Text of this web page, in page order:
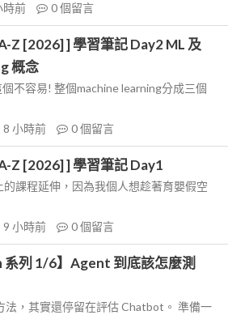
時前 0個留言
Z [2026] ] 學習筆記 Day2 ML 及
概念
不容易! 整個machine learning分成三個
8 小時前 0個留言
Z [2026] ] 學習筆記 Day1
課程延伸，因為我個人想趁著育嬰假空
9 小時前 0個留言
系列 1/6】Agent 到底該怎麼測
法，其實還停留在評估 Chatbot。 準備一